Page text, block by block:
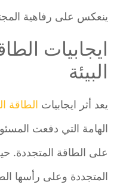
ينعكس على رفاهية
ايجابيات
البيئة
يعد أثر ايجابياتالطاقة
الهامة التي دفعت
على الطاقة المتجددة.
المتجددة وعلى رأسها